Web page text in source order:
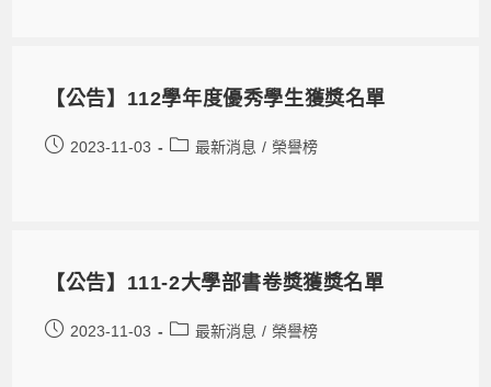
【公告】112學年度優秀學生獲獎名單
2023-11-03 最新消息 / 榮譽榜
【公告】111-2大學部書卷獎獲獎名單
2023-11-03 最新消息 / 榮譽榜